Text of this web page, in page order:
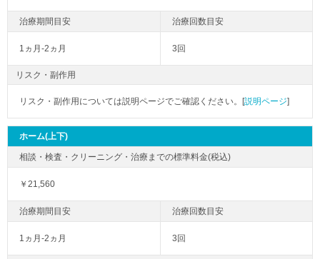
1ヵ月-2ヵ月 3回
リスク・副作用
リスク・副作用については説明ページでご確認ください。[説明ページ]
ホーム(上下)
￥21,560
1ヵ月-2ヵ月 3回